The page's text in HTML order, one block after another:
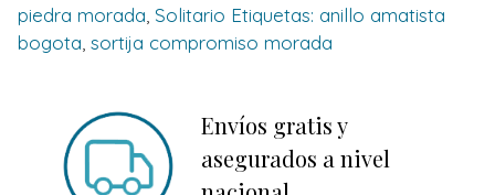
piedra morada Solitario Etiquetas: anillo amatista
bogota sortija compromiso morada
Envíos gratis y
asegurados a nivel